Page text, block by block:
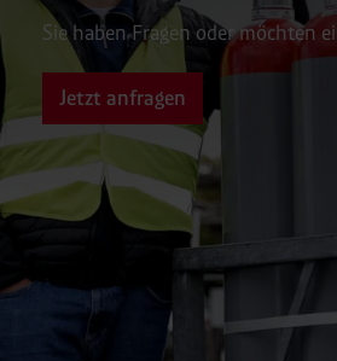
Sie haben Fragen oder möchten
Jetzt anfragen